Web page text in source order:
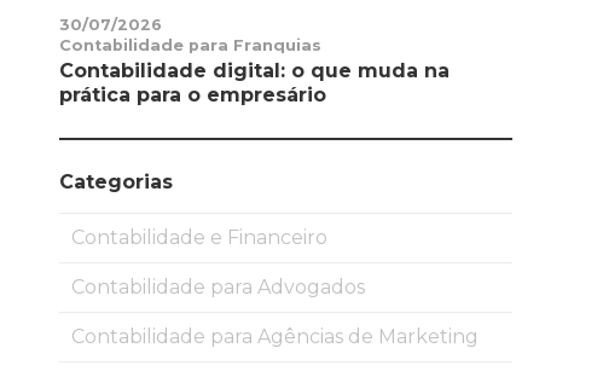
30/07/2026
Contabilidade para Franquias
Contabilidade digital: o que muda na
prática para o empresário
Categorias
Contabilidade e Financeiro
Contabilidade para Advogados
Contabilidade para Agências de Marketing